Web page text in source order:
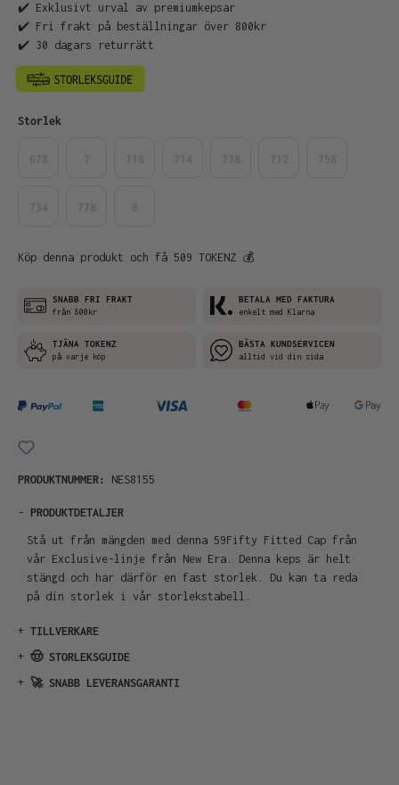
✔️ Exklusivt urval av premiumkepsar
✔️ Fri frakt på beställningar över 800kr
✔️ 30 dagars returrätt
Välj
Storlek
Köp denna produkt och få 509 TOKENZ 💰
SNABB FRI FRAKT
från 800kr
BETALA MED FAKTURA
enkelt med Klarna
TJÄNA TOKENZ
på varje köp
BÄSTA KUNDSERVICEN
alltid vid din sida
PRODUKTNUMMER: NES8155
- PRODUKTDETALJER
Stå ut från mängden med denna 59Fifty Fitted Cap från
vår Exclusive-linje från New Era. Denna keps är helt
stängd och har därför en fast storlek. Du kan ta reda
på din storlek i vår storlekstabell.
+ TILLVERKARE
+ 🤠 STORLEKSGUIDE
+ 🚀 SNABB LEVERANSGARANTI